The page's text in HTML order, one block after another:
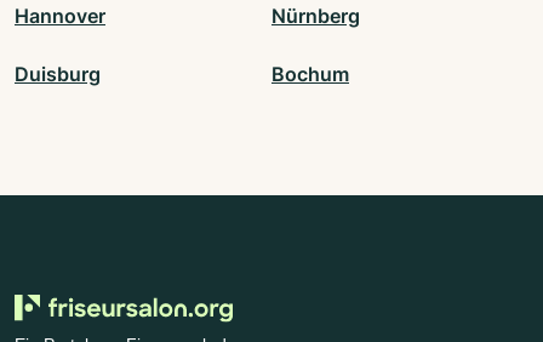
Hannover Nürnberg
Duisburg Bochum